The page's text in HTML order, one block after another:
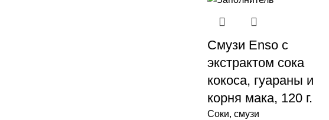
Смузи Enso с
экстрактом сока
кокоса, гуараны и
корня мака, 120 г.
Соки, смузи